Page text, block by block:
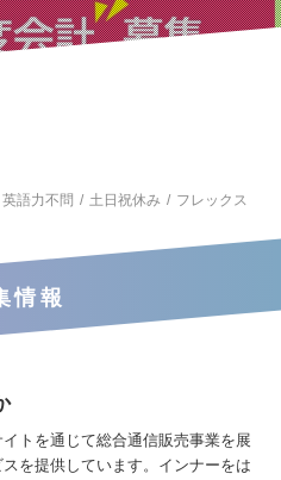
英語力不問 土日祝休み
フレックス
情報
トを通じて総合通信販売事業を展
を提供しています。インナーをは